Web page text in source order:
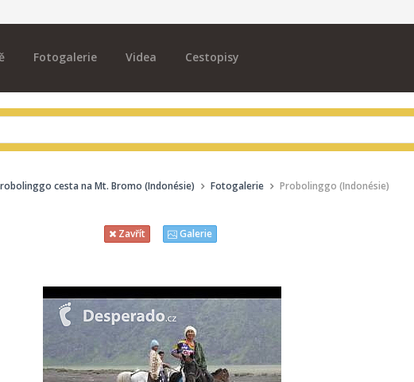
Fotogalerie Videa Cestopisy
cesta na Mt. Bromo (Indonésie) Fotogalerie Probolinggo (Indonésie)
Zavřít Galerie